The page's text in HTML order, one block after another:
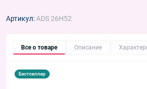
Артикул:ADS 26H52
Все о товаре Описание
Бестселлер